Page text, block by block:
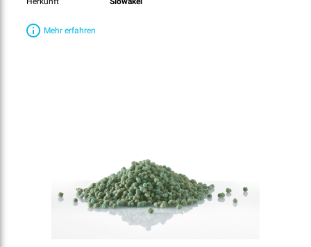
Mehr erfahren